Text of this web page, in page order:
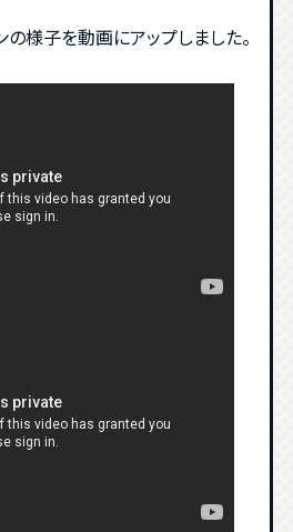
の様子を動画にアップしました。